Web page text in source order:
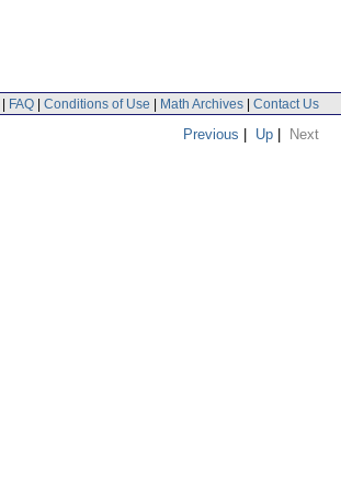
| FAQ | Conditions of Use | Math Archives | Contact Us
Previous | Up | Next